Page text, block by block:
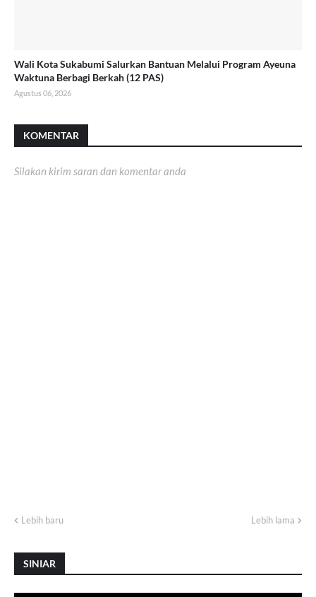
Wali Kota Sukabumi Salurkan Bantuan Melalui Program Ayeuna
Waktuna Berbagi Berkah (12 PAS)
Agustus 06, 2026
KOMENTAR
Silakan kirim saran dan komentar anda
Lebih baru Lebih lama
SINIAR